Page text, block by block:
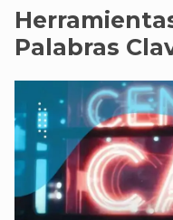
Palabras